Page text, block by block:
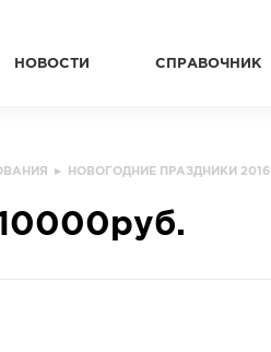
НОВОСТИ СПРАВОЧНИК
▸ НОВОГОДНИЕ ПРАЗДНИКИ 2016